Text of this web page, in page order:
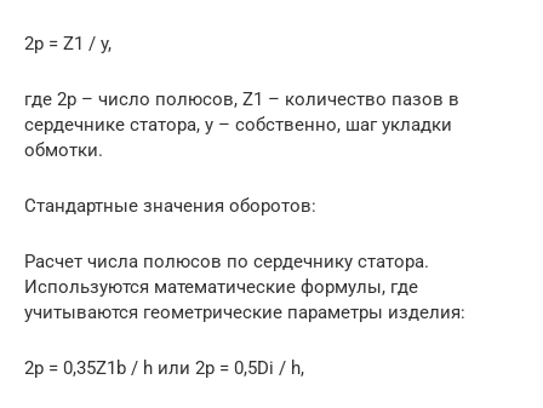
2p = Z1 / y,
где 2p – число полюсов, Z1 – количество пазов в
сердечнике статора, y – собственно, шаг укладки
обмотки.
Стандартные значения оборотов:
Расчет числа полюсов по сердечнику статора.
Используются математические формулы, где
учитываются геометрические параметры изделия:
2p = 0,35Z1b / h или 2p = 0,5Di / h,